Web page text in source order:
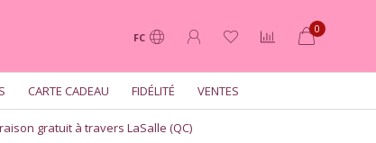
FC
0
CARTE CADEAU FIDÉLITÉ VENTES
gratuit à travers LaSalle (QC)